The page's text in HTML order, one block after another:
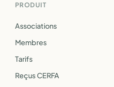
PRODUIT
Associations
Membres
Tarifs
Reçus CERFA